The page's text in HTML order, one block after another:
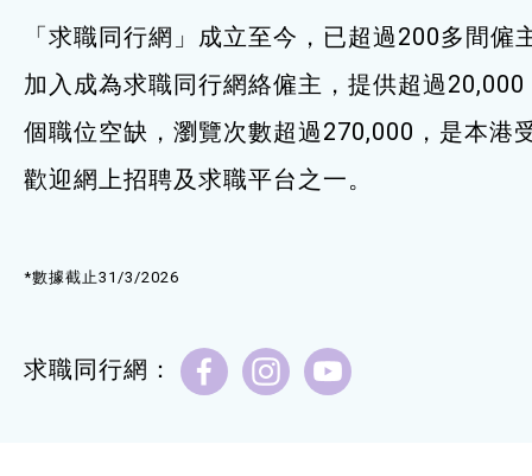
「求職同行網」成立至今，已超過200多間僱
加入成為求職同行網絡僱主，提供超過20,000
個職位空缺，瀏覽次數超過270,000，是本港
歡迎網上招聘及求職平台之一。
*數據截止31/3/2026
求職同行網：